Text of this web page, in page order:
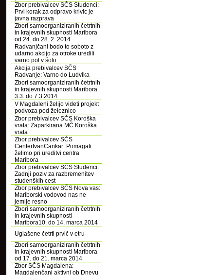
Zbor prebivalcev SČS Studenci:
Prvi korak za odpravo krivic je
javna razprava
Zbori samoorganiziranih četrtnih
in krajevnih skupnosti Maribora
od 24. do 28. 2. 2014
Radvanjčani bodo to soboto z
udarno akcijo za otroke uredili
varno pot v šolo
Akcija prebivalcev SČS
Radvanje: Varno do Ludvika
Zbori samoorganiziranih četrtnih
in krajevnih skupnosti Maribora
3.3. do 7.3.2014
V Magdaleni želijo videti projekt
podvoza pod železnico
Zbor prebivalcev SČS Koroška
vrata: Zaparkirana MČ Koroška
vrata
Zbor prebivalcev SČS
CenterIvanCankar: Pomagati
želimo pri ureditvi centra
Maribora
Zbor prebivalcev SČS Studenci:
Zadnji poziv za razbremenitev
studenških cest
Zbor prebivalcev SČS Nova vas:
Mariborski vodovod nas ne
jemlje resno
Zbori samoorganiziranih četrtnih
in krajevnih skupnosti
Maribora10. do 14. marca 2014
Uglašene četrti prvič v etru
Zbori samoorganiziranih četrtnih
in krajevnih skupnosti Maribora
od 17. do 21. marca 2014
Zbor SČS Magdalena:
Magdalenčani aktivni ob Dnevu